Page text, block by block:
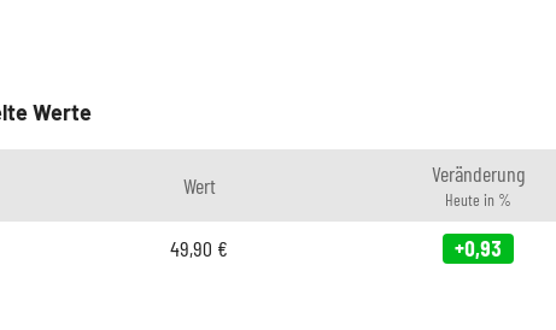
Werte
Wert Veränderung
Heute in %
49,90 € +0,93